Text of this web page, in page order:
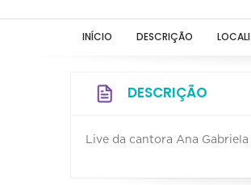
INÍCIO DESCRIÇÃO
DESCRIÇÃO
Live da cantora Ana